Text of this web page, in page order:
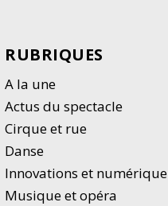
RUBRIQUES
A la une
Actus du spectacle
Cirque et rue
Danse
Innovations et numérique
Musique et opéra